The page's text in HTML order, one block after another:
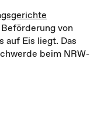
von
auf Eis liegt. Das
beim NRW-